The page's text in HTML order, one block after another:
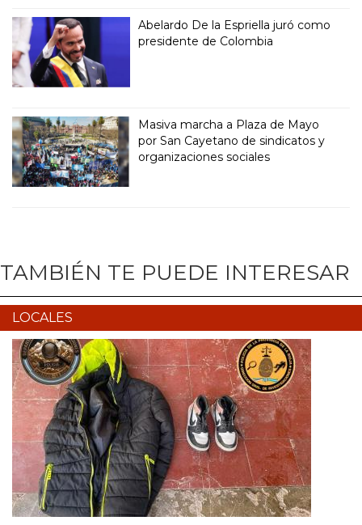
Abelardo De la Espriella juró como
presidente de Colombia
Masiva marcha a Plaza de Mayo
por San Cayetano de sindicatos y
organizaciones sociales
TAMBIÉN TE PUEDE INTERESAR
LOCALES